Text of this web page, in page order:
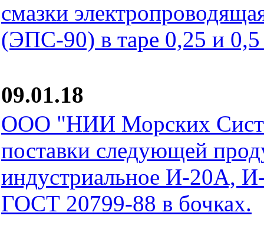
смазки
(ЭПС-90) в таре 0,25 и 0,5
09.01.18
ООО "НИИ Морских
поставки следующей
индустриальное И-20А,
ГОСТ 20799-88 в бочках.